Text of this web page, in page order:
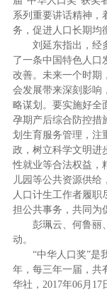
系列重要讲话精神，
务，促进人口长期均
刘延东指出，经多
了一条中国特色人口
改善。未来一个时期
会发展带来深刻影响
略谋划。要实施好全
孕期产后综合防控措
划生育服务管理，注
政，树立科学文明进
性就业等合法权益，
儿园等公共资源供给
人口计生工作者履职
担公共事务，共同为
彭珮云、何鲁丽、
动。
“中华人口奖”是我
年，每三年一届，共
华社，2017年06月17